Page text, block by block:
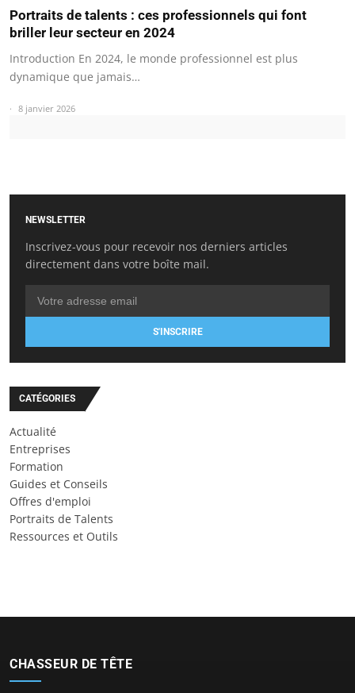
Portraits de talents : ces professionnels qui font
briller leur secteur en 2024
Introduction En 2024, le monde professionnel est plus
dynamique que jamais…
8 janvier 2026
NEWSLETTER
Inscrivez-vous pour recevoir nos derniers articles
directement dans votre boîte mail.
S'INSCRIRE
CATÉGORIES
Actualité
Entreprises
Formation
Guides et Conseils
Offres d'emploi
Portraits de Talents
Ressources et Outils
CHASSEUR DE TÊTE